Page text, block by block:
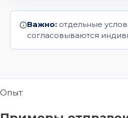
Важно: отдельные
согласовываются
Опыт